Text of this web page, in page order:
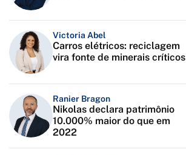
Victoria Abel
Carros elétricos: reciclagem
vira fonte de minerais críticos
Ranier Bragon
Nikolas declara patrimônio
10.000% maior do que em
2022